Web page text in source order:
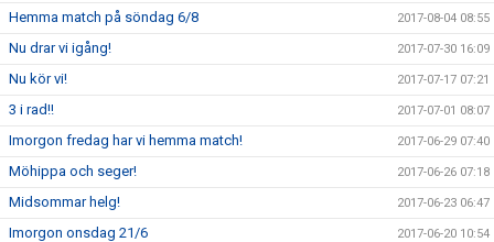
Hemma match på söndag 6/8 2017-08-04 08:55
Nu drar vi igång! 2017-07-30 16:09
Nu kör vi! 2017-07-17 07:21
3 i rad!! 2017-07-01 08:07
Imorgon fredag har vi hemma match! 2017-06-29 07:40
Möhippa och seger! 2017-06-26 07:18
Midsommar helg! 2017-06-23 06:47
Imorgon onsdag 21/6 2017-06-20 10:54